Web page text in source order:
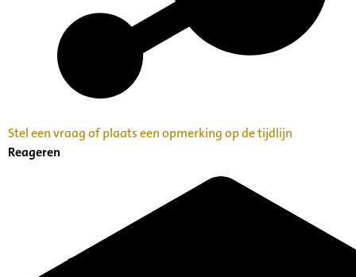
Stel een vraag of plaats een opmerking op de tijdlijn
Reageren